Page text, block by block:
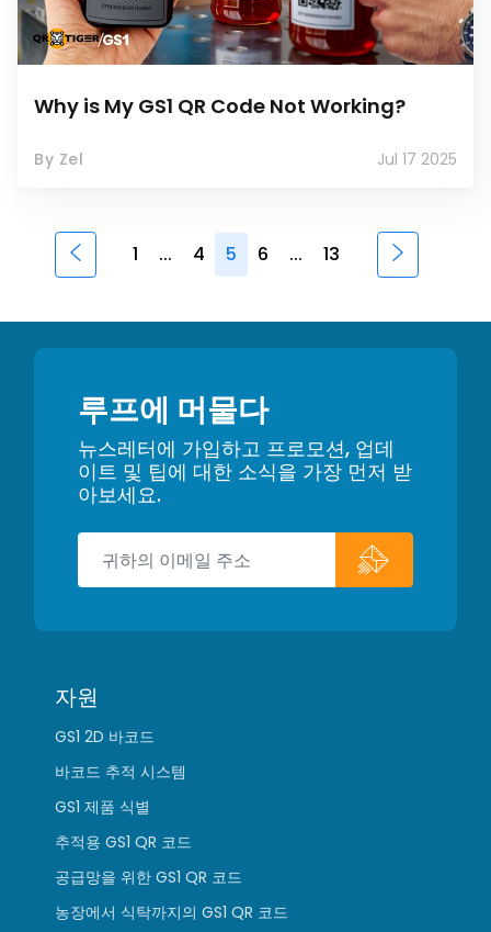
Why is My GS1 QR Code Not Working?
By Zel Jul 17 2025
1 ... 4 5 6 ... 13
루프에 머물다
뉴스레터에 가입하고 프로모션, 업데
이트 및 팁에 대한 소식을 가장 먼저 받
아보세요.
자원
GS1 2D 바코드
바코드 추적 시스템
GS1 제품 식별
추적용 GS1 QR 코드
공급망을 위한 GS1 QR 코드
농장에서 식탁까지의 GS1 QR 코드